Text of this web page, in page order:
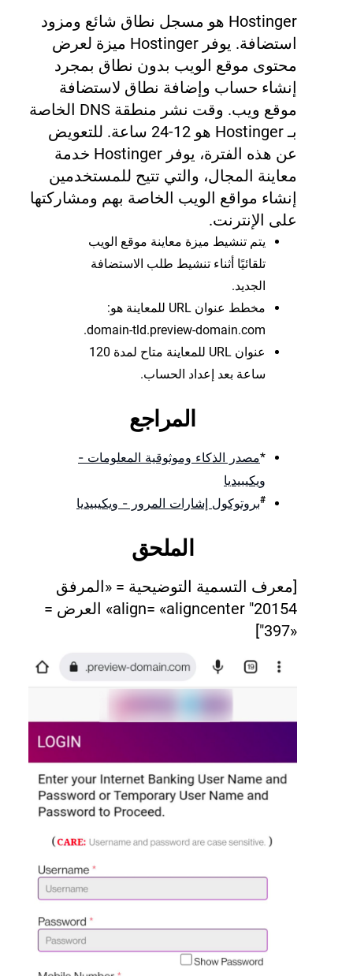
Hostinger هو مسجل نطاق شائع ومزود
استضافة. يوفر Hostinger ميزة لعرض
محتوى موقع الويب بدون نطاق بمجرد
إنشاء حساب وإضافة نطاق لاستضافة
موقع ويب. وقت نشر منطقة DNS الخاصة
بـ Hostinger هو 12-24 ساعة. للتعويض
عن هذه الفترة، يوفر Hostinger خدمة
معاينة المجال، والتي تتيح للمستخدمين
إنشاء مواقع الويب الخاصة بهم ومشاركتها
على الإنترنت.
يتم تنشيط ميزة معاينة موقع الويب
تلقائيًا أثناء تنشيط طلب الاستضافة
الجديد.
مخطط عنوان URL للمعاينة هو:
domain-tld.preview-domain.com.
عنوان URL للمعاينة متاح لمدة 120
ساعة بعد إعداد الحساب.
المراجع
*مصدر الذكاء وموثوقية المعلومات -
ويكيبيديا
#بروتوكول إشارات المرور - ويكيبيديا
الملحق
[معرف التسمية التوضيحية = «المرفق
20154" align= «aligncenter» العرض =
«397"]